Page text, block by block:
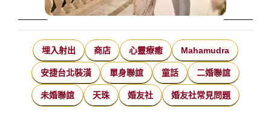
埋入射出 商店 心靈療癒 Mahamudra
安捷台北裝潢 單身聯誼 童話 二婚聯誼
未婚聯誼 天珠 婚友社 婚友社常見問題